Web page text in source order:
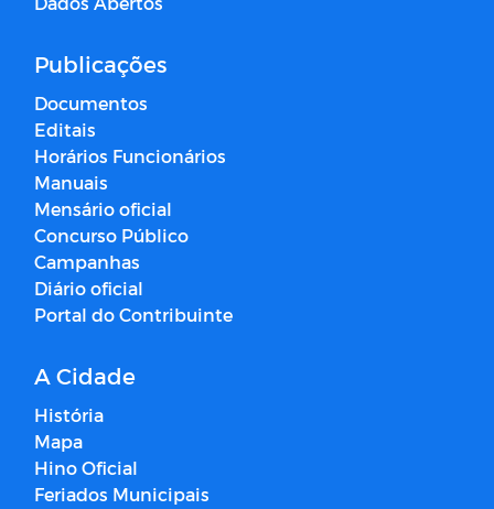
Publicações
Documentos
Editais
Horários Funcionários
Manuais
Mensário oficial
Concurso Público
Campanhas
Diário oficial
Portal do Contribuinte
A Cidade
História
Mapa
Hino Oficial
Feriados Municipais